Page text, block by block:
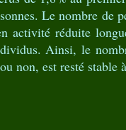
Le nombre de
activité réduite
Ainsi, le
non, est resté